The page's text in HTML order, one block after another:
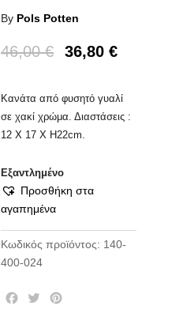
By Pols Potten
46,00€ 36,80€
Κανάτα από φυσητό γυαλί
σε χακί χρώμα. Διαστάσεις :
12 X 17 Χ H22cm.
Εξαντλημένο
Προσθήκη στα
αγαπημένα
Κωδικός προϊόντος: 140-
400-024
T